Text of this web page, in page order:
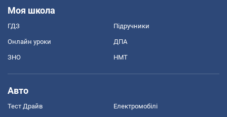
Моя школа
ГДЗ Підручники
Онлайн уроки ДПА
ЗНО НМТ
Авто
Тест Драйв Електромобілі